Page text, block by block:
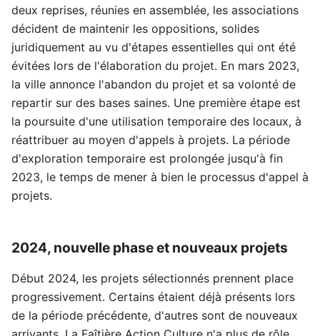
deux reprises, réunies en assemblée, les associations
décident de maintenir les oppositions, solides
juridiquement au vu d'étapes essentielles qui ont été
évitées lors de l'élaboration du projet. En mars 2023,
la ville annonce l'abandon du projet et sa volonté de
repartir sur des bases saines. Une première étape est
la poursuite d'une utilisation temporaire des locaux, à
réattribuer au moyen d'appels à projets. La période
d'exploration temporaire est prolongée jusqu'à fin
2023, le temps de mener à bien le processus d'appel à
projets.
2024, nouvelle phase et nouveaux projets
Début 2024, les projets sélectionnés prennent place
progressivement. Certains étaient déjà présents lors
de la période précédente, d'autres sont de nouveaux